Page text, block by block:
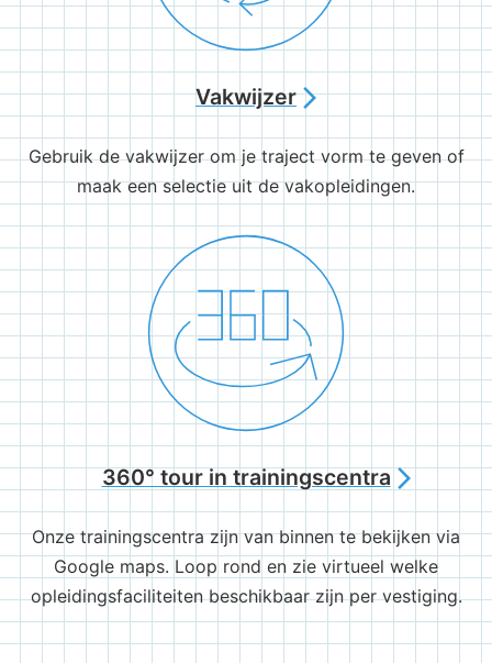
Vakwijzerarrow_forward_ios
Gebruik de vakwijzer om je traject vorm te geven of
maak een selectie uit de vakopleidingen.
360° tour in trainingscentra arrow_forward_ios
Onze trainingscentra zijn van binnen te bekijken via
Google maps. Loop rond en zie virtueel welke
opleidingsfaciliteiten beschikbaar zijn per vestiging.